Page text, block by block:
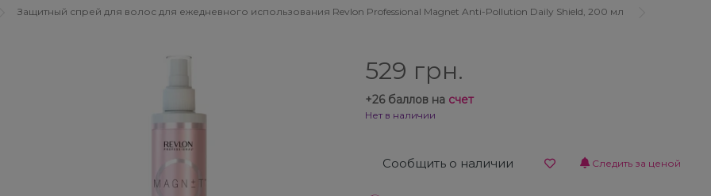
Защитный спрей для волос для ежедневного использования Revlon Professional Magnet Anti-Pollution Daily Shield, 200 мл
529 грн.
+26баллов на счет
Нет в наличии
Сообщить о наличии Следить за ценой